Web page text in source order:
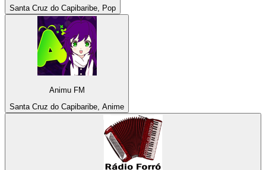
Santa Cruz do Capibaribe, Pop
Animu FM
Santa Cruz do Capibaribe, Anime